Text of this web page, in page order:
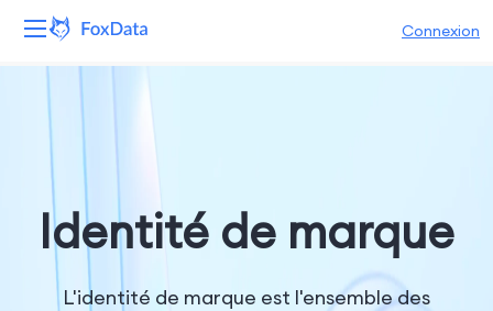
Connexion
Solutions
Ressources
Identité de marque
L'identité de marque est l'ensemble des